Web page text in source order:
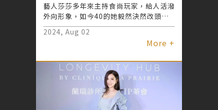
藝人莎莎多年來主持食尚玩家，給人活潑
外向形象，如今40的她毅然決然改頭換
面，跳脫「食尚」玩家，成為「時尚」女
神，展現不同風格的自信美，面對顏值升
級莎莎大方公開：「我選擇安心醫美，君
2024, Aug 02
More +